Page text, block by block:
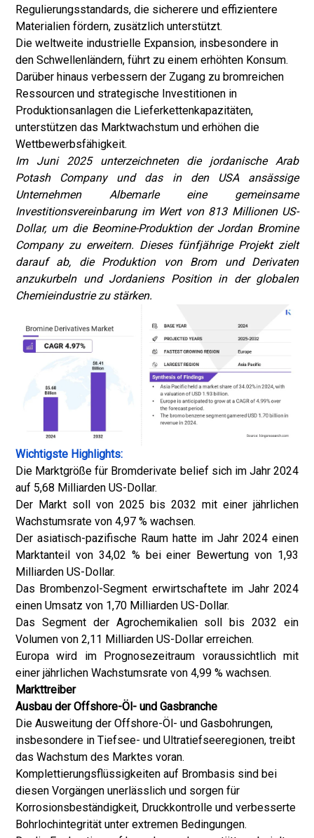
Regulierungsstandards, die sicherere und effizientere
Materialien fördern, zusätzlich unterstützt.
Die weltweite industrielle Expansion, insbesondere in
den Schwellenländern, führt zu einem erhöhten Konsum.
Darüber hinaus verbessern der Zugang zu bromreichen
Ressourcen und strategische Investitionen in
Produktionsanlagen die Lieferkettenkapazitäten,
unterstützen das Marktwachstum und erhöhen die
Wettbewerbsfähigkeit.
Im Juni 2025 unterzeichneten die jordanische Arab
Potash Company und das in den USA ansässige
Unternehmen Albemarle eine gemeinsame
Investitionsvereinbarung im Wert von 813 Millionen US-
Dollar, um die Beomine-Produktion der Jordan Bromine
Company zu erweitern. Dieses fünfjährige Projekt zielt
darauf ab, die Produktion von Brom und Derivaten
anzukurbeln und Jordaniens Position in der globalen
Chemieindustrie zu stärken.
Wichtigste Highlights:
Die Marktgröße für Bromderivate belief sich im Jahr 2024
auf 5,68 Milliarden US-Dollar.
Der Markt soll von 2025 bis 2032 mit einer jährlichen
Wachstumsrate von 4,97 % wachsen.
Der asiatisch-pazifische Raum hatte im Jahr 2024 einen
Marktanteil von 34,02 % bei einer Bewertung von 1,93
Milliarden US-Dollar.
Das Brombenzol-Segment erwirtschaftete im Jahr 2024
einen Umsatz von 1,70 Milliarden US-Dollar.
Das Segment der Agrochemikalien soll bis 2032 ein
Volumen von 2,11 Milliarden US-Dollar erreichen.
Europa wird im Prognosezeitraum voraussichtlich mit
einer jährlichen Wachstumsrate von 4,99 % wachsen.
Markttreiber
Ausbau der Offshore-Öl- und Gasbranche
Die Ausweitung der Offshore-Öl- und Gasbohrungen,
insbesondere in Tiefsee- und Ultratiefseeregionen, treibt
das Wachstum des Marktes voran.
Komplettierungsflüssigkeiten auf Brombasis sind bei
diesen Vorgängen unerlässlich und sorgen für
Korrosionsbeständigkeit, Druckkontrolle und verbesserte
Bohrlochintegrität unter extremen Bedingungen.